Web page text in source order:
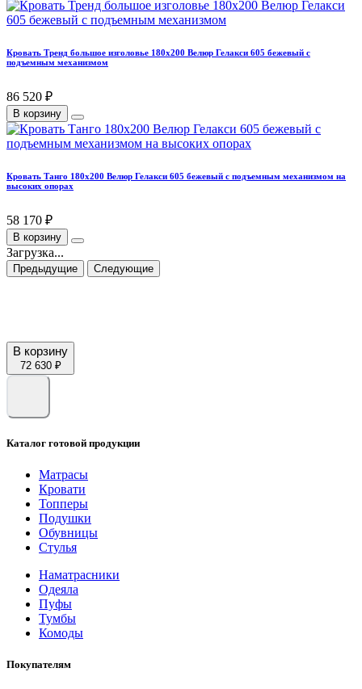
Кровать Тренд большое изголовье 180х200 Велюр Гелакси 605 бежевый с
подъемным механизмом
86 520 ₽
В корзину
Кровать Танго 180х200 Велюр Гелакси 605 бежевый с подъемным механизмом на
высоких опорах
58 170 ₽
В корзину
Загрузка...
Предыдущие Следующие
В корзину
72 630 ₽
Каталог готовой продукции
Матрасы
Кровати
Топперы
Подушки
Обувницы
Стулья
Наматрасники
Одеяла
Пуфы
Тумбы
Комоды
Покупателям